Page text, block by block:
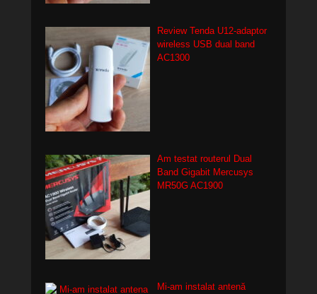
Review Tenda U12-adaptor
wireless USB dual band
AC1300
Am testat routerul Dual
Band Gigabit Mercusys
MR50G AC1900
Mi-am instalat antenă